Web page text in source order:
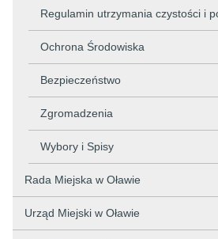
Regulamin utrzymania czystości i
Ochrona Środowiska
Bezpieczeństwo
Zgromadzenia
Wybory i Spisy
Rada Miejska w Oławie
Urząd Miejski w Oławie